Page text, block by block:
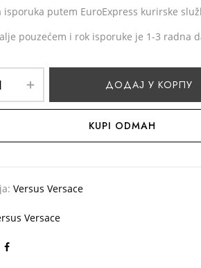
isporuka putem EuroExpress kurirske
pouzećem i rok isporuke je 1-3 radna
ДОДАЈ У КОРПУ
KUPI ODMAH
Versus Versace
Versace